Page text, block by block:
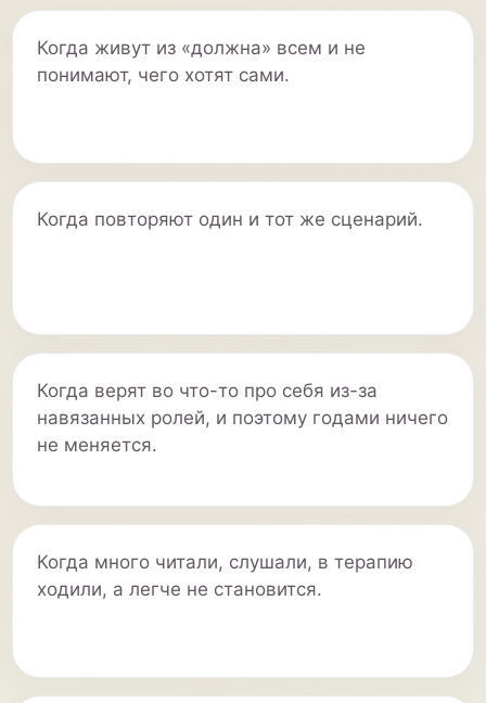
Когда живут из «должна» всем и не
понимают, чего хотят сами.
Когда повторяют один и тот же сценарий.
Когда верят во что-то про себя из-за
навязанных ролей, и поэтому годами ничего
не меняется.
Когда много читали, слушали, в терапию
ходили, а легче не становится.